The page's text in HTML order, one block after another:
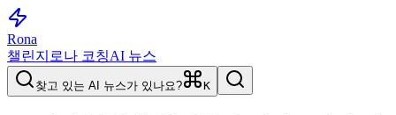
Rona
챌린지 로나 코칭AI 뉴스
찾고 있는 AI 뉴스가 있나요? K